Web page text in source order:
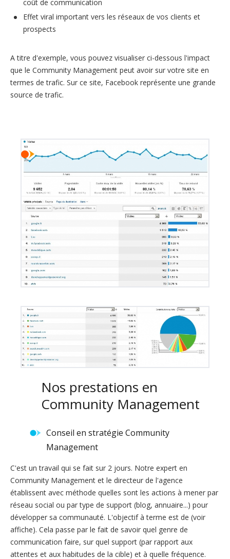
coût de communication
Effet viral important vers les réseaux de vos clients et
prospects
A titre d'exemple, vous pouvez visualiser ci-dessous l'impact
que le Community Management peut avoir sur votre site en
termes de trafic. Sur ce site, Facebook représente une grande
source de trafic.
Nos prestations en
Community Management
Conseil en stratégie Community
Management
C'est un travail qui se fait sur 2 jours. Notre expert en
Community Management et le directeur de l'agence
établissent avec méthode quelles sont les actions à mener par
réseau social ou par type de support (blog, annuaire...) pour
développer sa communauté. L'objectif à terme est de (voir
affiche). Cela passe par le fait de savoir quel genre de
communication faire, sur quel support (par rapport aux
attentes et aux habitudes de la cible) et à quelle fréquence.